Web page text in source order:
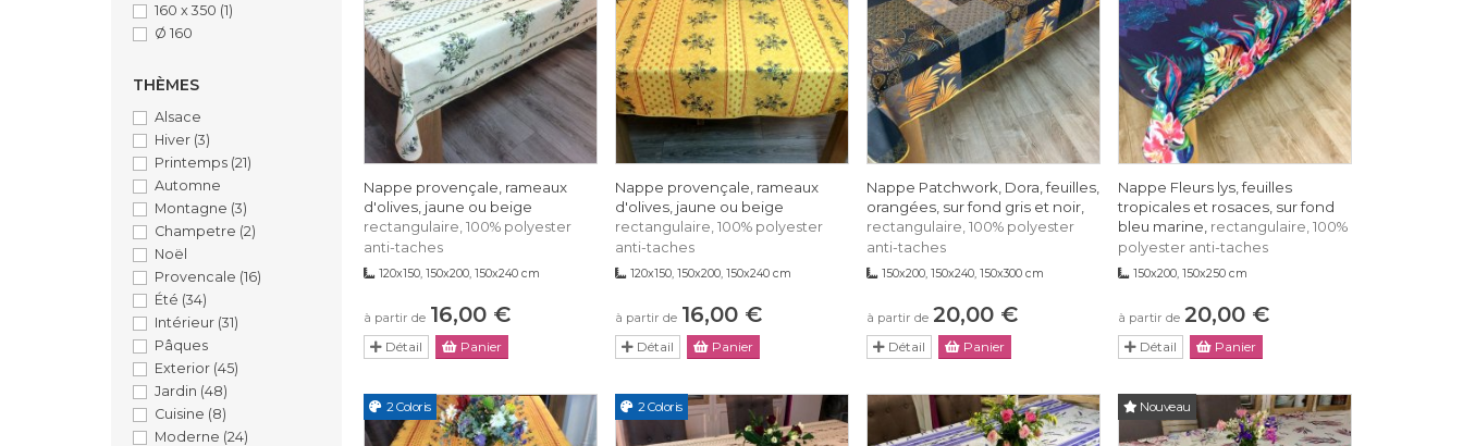
Nappe provençale, rameaux
d'olives, jaune ou beige
rectangulaire, 100% polyester
anti-taches
120x150, 150x200, 150x240 cm
à partir de 16,00 €
Détail Panier
Nappe provençale, rameaux
d'olives, jaune ou beige
rectangulaire, 100% polyester
anti-taches
120x150, 150x200, 150x240 cm
à partir de 16,00 €
Détail Panier
Nappe Patchwork, Dora, feuilles,
orangées, sur fond gris et noir,
rectangulaire, 100% polyester
anti-taches
150x200, 150x240, 150x300 cm
à partir de 20,00 €
Détail Panier
Nappe Fleurs lys, feuilles
tropicales et rosaces, sur fond
bleu marine, rectangulaire, 100%
polyester anti-taches
150x200, 150x250 cm
à partir de 20,00 €
Détail Panier
2 Coloris 2 Coloris Nouveau
160 x 350 (1)
Ø 160
THÈMES
Alsace
Hiver (3)
Printemps (21)
Automne
Montagne (3)
Champetre (2)
Noël
Provencale (16)
Été (34)
Intérieur (31)
Pâques
Exterior (45)
Jardin (48)
Cuisine (8)
Moderne (24)